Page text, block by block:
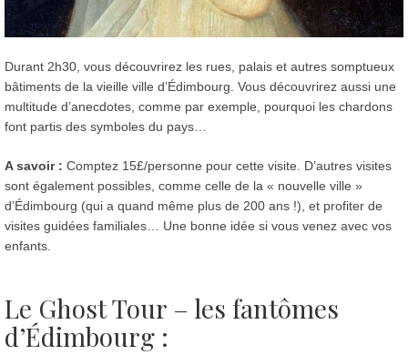
Durant 2h30, vous découvrirez les rues, palais et autres somptueux
bâtiments de la vieille ville d’Édimbourg. Vous découvrirez aussi une
multitude d’anecdotes, comme par exemple, pourquoi les chardons
font partis des symboles du pays…
A savoir : Comptez 15£/personne pour cette visite. D’autres visites
sont également possibles, comme celle de la « nouvelle ville »
d’Édimbourg (qui a quand même plus de 200 ans !), et profiter de
visites guidées familiales… Une bonne idée si vous venez avec vos
enfants.
Le Ghost Tour – les fantômes
d’Édimbourg :